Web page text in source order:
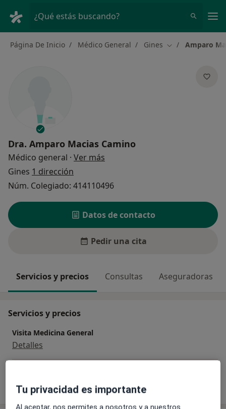
¿Qué estás buscando?
Página De Inicio Médico General Gines Cambiar de
Amparo
Dra. Amparo Macias Camino
Médico general · Ver más
Gines 1 dirección
Núm. Colegiado: 414110496
Datos de contacto
Pedir una cita
Servicios y precios Consultas Aseguradoras
Servicios y precios
Visita Medicina General
Detalles
¿Cómo funcionan los precios?
Tu privacidad es importante
Al aceptar, nos permites a nosotros y a nuestros